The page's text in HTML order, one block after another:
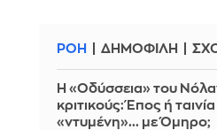
ΡΟΗ ΔΗΜΟΦΙΛΗ
Η «Οδύσσεια» του
κριτικούς: Έπος ή
«ντυμένη»... με Όμηρο;